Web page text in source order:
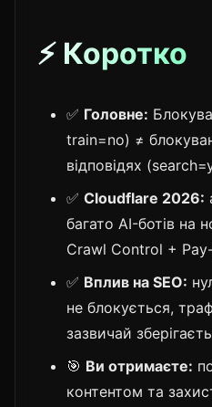
⚡ Коротко
✅ Головне:
train=no) ≠
відповідях
✅ Cloudflare 2026:
багато AI-ботів на
Crawl Control +
✅ Вплив на SEO:
не блокується,
зазвичай
🎯 Ви отримаєте:
контентом та